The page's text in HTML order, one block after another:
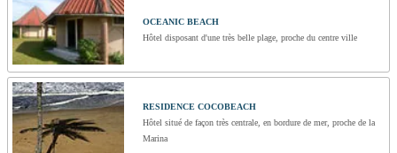
OCEANIC BEACH
Hôtel disposant d'une très belle plage, proche du centre ville
RESIDENCE COCOBEACH
Hôtel situé de façon très centrale, en bordure de mer, proche de la
Marina